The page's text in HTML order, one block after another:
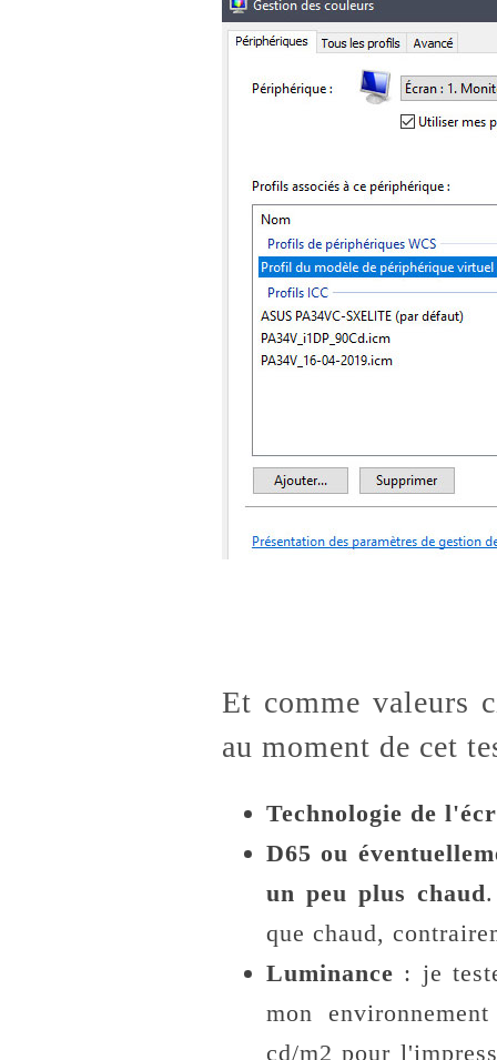
Et comme valeurs
au moment de cet
Technologie de
D65 ou
un peu plus chaud
que chaud,
Luminance : je
mon
cd/m2 pour